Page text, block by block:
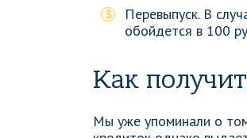
Перевыпуск. В
обойдется в 100
Как
Мы уже упоминали о